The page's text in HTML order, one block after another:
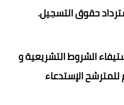
حقوق التسجيل.
الشروط التشريعية و
الإستدعاء